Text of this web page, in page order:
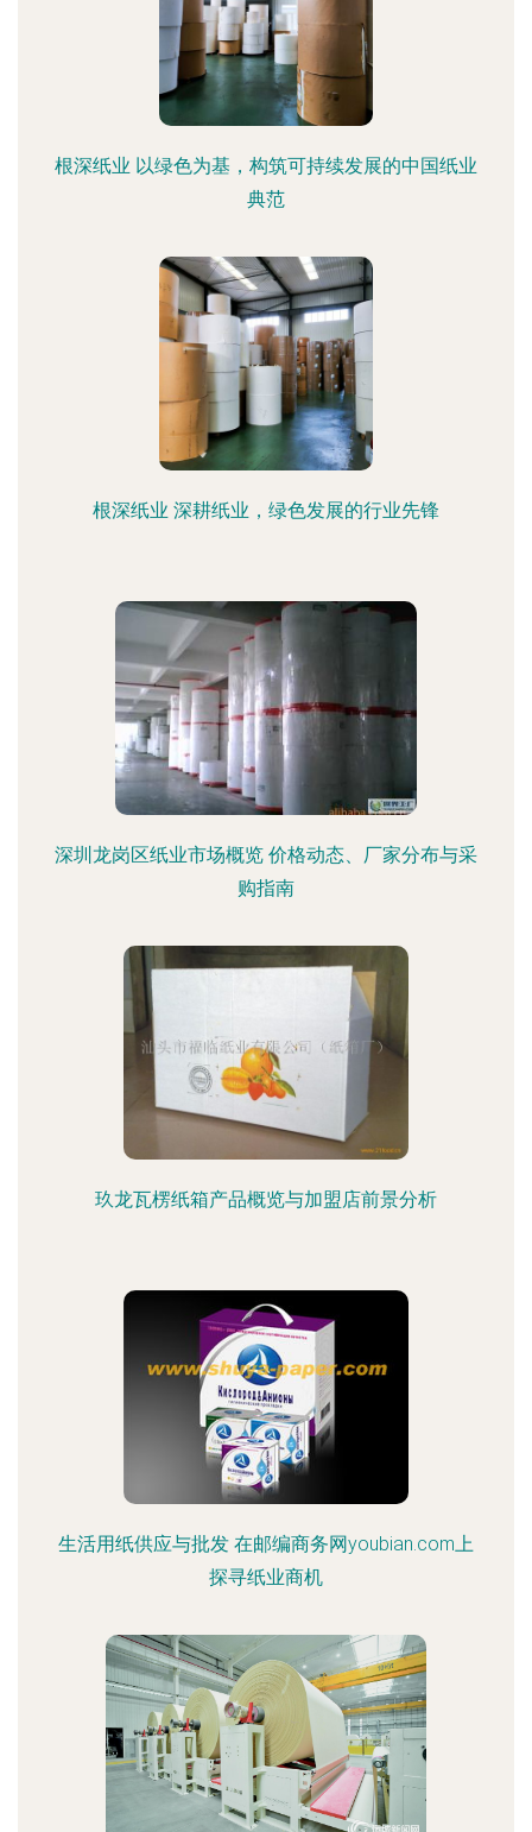
根深纸业 以绿色为基，构筑可持续发展的中国纸业
典范
根深纸业 深耕纸业，绿色发展的行业先锋
深圳龙岗区纸业市场概览 价格动态、厂家分布与采
购指南
玖龙瓦楞纸箱产品概览与加盟店前景分析
生活用纸供应与批发 在邮编商务网youbian.com上
探寻纸业商机